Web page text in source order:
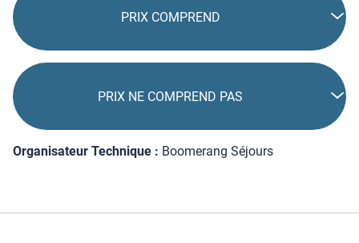
PRIX COMPREND
PRIX NE COMPREND PAS
Organisateur Technique : Boomerang Séjours